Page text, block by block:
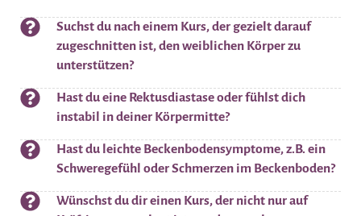
und Bauchmuskulaturprobleme zu verbessern.
Suchst du nach einem Kurs, der gezielt darauf
zugeschnitten ist, den weiblichen Körper zu
unterstützen?
Hast du eine Rektusdiastase oder fühlst dich
instabil in deiner Körpermitte?
Hast du leichte Beckenbodensymptome, z.B. ein
Schweregefühl oder Schmerzen im Beckenboden?
Wünschst du dir einen Kurs, der nicht nur auf